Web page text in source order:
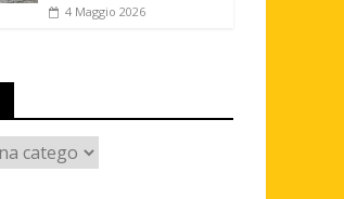
4 Maggio 2026